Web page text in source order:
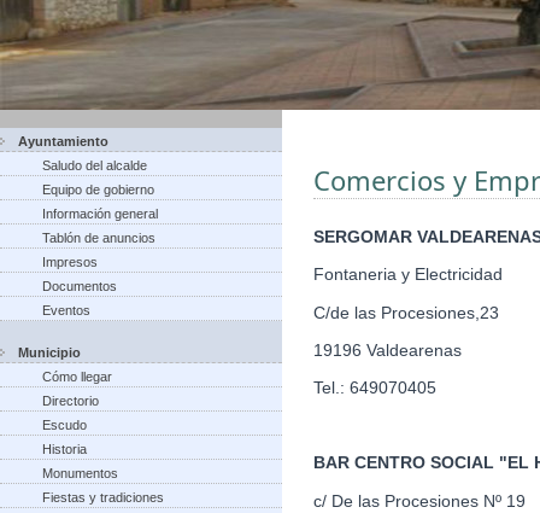
Ayuntamiento
Saludo del alcalde
Equipo de gobierno
Información general
Tablón de anuncios
Impresos
Documentos
Eventos
Municipio
Cómo llegar
Directorio
Escudo
Historia
Monumentos
Fiestas y tradiciones
Comercios y
SERGOMAR
Fontaneria y Electricidad
C/de las Procesiones,23
19196 Valdearenas
Tel.: 649070405
BAR CENTRO SOCIAL "EL
c/ De las Procesiones Nº 19